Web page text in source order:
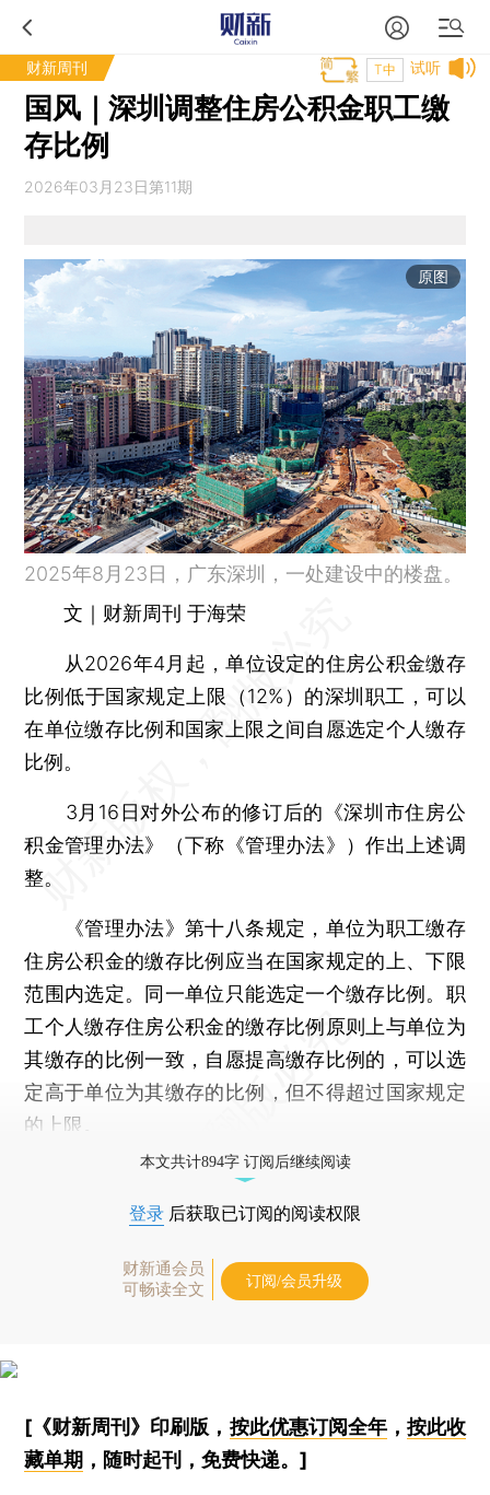
财新周刊 试听
T中
国风｜深圳调整住房公积金职工缴
存比例
2026年03月23日第11期
原图
2025年8月23日，广东深圳，一处建设中的楼盘。
文｜财新周刊 于海荣
从2026年4月起，单位设定的住房公积金缴存
比例低于国家规定上限（12%）的深圳职工，可以
在单位缴存比例和国家上限之间自愿选定个人缴存
比例。
3月16日对外公布的修订后的《深圳市住房公
积金管理办法》（下称《管理办法》）作出上述调
整。
《管理办法》第十八条规定，单位为职工缴存
住房公积金的缴存比例应当在国家规定的上、下限
范围内选定。同一单位只能选定一个缴存比例。职
工个人缴存住房公积金的缴存比例原则上与单位为
其缴存的比例一致，自愿提高缴存比例的，可以选
定高于单位为其缴存的比例，但不得超过国家规定
的上限。
本文共计894字 订阅后继续阅读
登录 后获取已订阅的阅读权限
财新通会员
可畅读全文
订阅/会员升级
[《财新周刊》印刷版， 按此优惠订阅全年， 按此收
藏单期 ，随时起刊，免费快递。]